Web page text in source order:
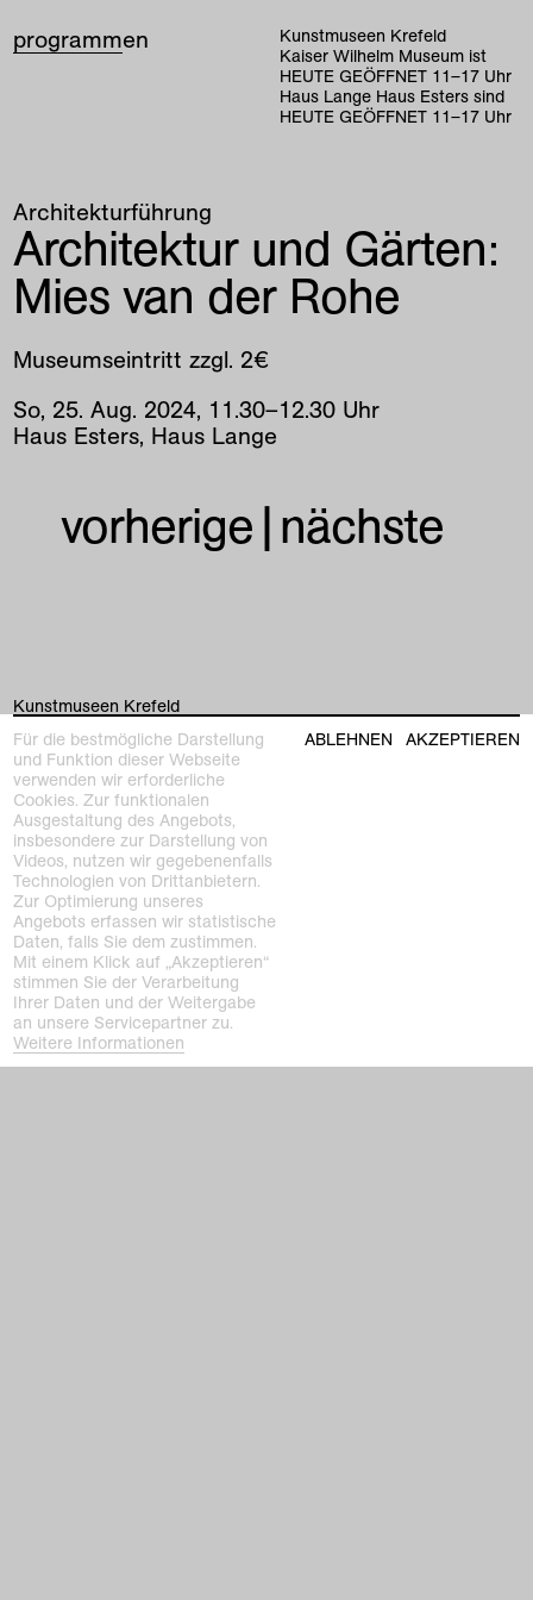
programmen
Kunstmuseen Krefeld
Kaiser Wilhelm Museum ist
HEUTE GEÖFFNET 11–17 Uhr
Haus Lange Haus Esters sind
HEUTE GEÖFFNET 11–17 Uhr
home
ausstellungen
programm
sammlung
Architekturführung
Architektur und Gärten:
Mies van der Rohe
Museumseintritt zzgl. 2€
So, 25.Aug. 2024, 11 .30–12.30 Uhr
Haus Esters, Haus Lange
vorherige|nächste
Kunstmuseen Krefeld
e-mail
kunstmuseenkrefeld.de
K+ Café im KWM
+49 2151 4427750
e-mail
Kaiser Wilhelm Museum
Joseph-Beuys-Platz 1
47798 Krefeld
Für die bestmögliche Darstellung
und Funktion dieser Webseite
verwenden wir erforderliche
Cookies. Zur funktionalen
Ausgestaltung des Angebots,
insbesondere zur Darstellung von
Videos, nutzen wir gegebenenfalls
Technologien von Drittanbietern.
Zur Optimierung unseres
Angebots erfassen wir statistische
Daten, falls Sie dem zustimmen.
Mit einem Klick auf „Akzeptieren“
stimmen Sie der Verarbeitung
Ihrer Daten und der Weitergabe
an unsere Servicepartner zu.
Weitere Informationen
ABLEHNEN AKZEPTIEREN